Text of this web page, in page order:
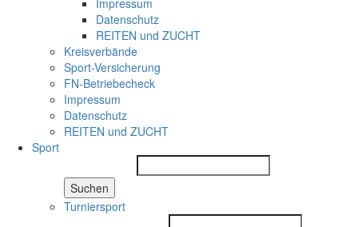
Impressum
Datenschutz
REITEN und ZUCHT
Kreisverbände
Sport-Versicherung
FN-Betriebecheck
Impressum
Datenschutz
REITEN und ZUCHT
Sport
Suchen
Turniersport